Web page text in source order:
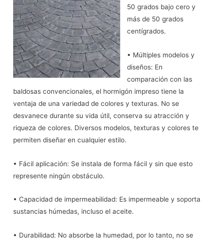
50 grados bajo cero y
más de 50 grados
centígrados.
• Múltiples modelos y
diseños: En
comparación con las
baldosas convencionales, el hormigón impreso tiene la
ventaja de una variedad de colores y texturas. No se
desvanece durante su vida útil, conserva su atracción y
riqueza de colores. Diversos modelos, texturas y colores te
permiten diseñar en cualquier estilo.
• Fácil aplicación: Se instala de forma fácil y sin que esto
represente ningún obstáculo.
• Capacidad de impermeabilidad: Es impermeable y soporta
sustancias húmedas, incluso el aceite.
• Durabilidad: No absorbe la humedad, por lo tanto, no se